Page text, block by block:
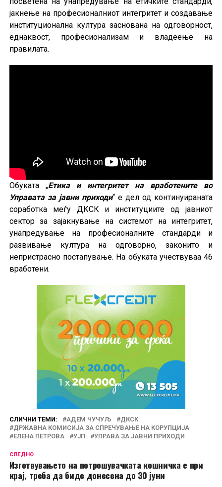
јакнење на професионалниот интегритет и создавање
институционална култура заснована на одговорност,
еднаквост, професионализам и владеење на
правилата.
Обуката „Етика и интегритет на вработените во
Управата за јавни приходи“ е дел од континуираната
соработка меѓу ДКСК и институциите од јавниот
сектор за зајакнување на системот на интегритет,
унапредување на професионалните стандарди и
развивање култура на одговорно, законито и
непристрасно постапување. На обуката учествуваа 46
вработени.
СЛИЧНИ ТЕМИ: АДЕМ ЧУЧУЉ
ДКСК
ДРЖАВНА КОМИСИЈА ЗА СПРЕЧУВАЊЕ НА КОРУПЦИЈА
ЕЛЕНА ПЕТРОВА
УЈП УПРАВА ЗА ЈАВНИ ПРИХОДИ
СЛЕДНО
Изготвувањето на потрошувачката кошничка е при
крај, треба да биде донесена до 30 јуни